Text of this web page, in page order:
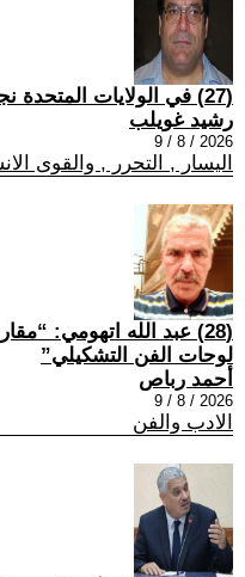
(27) في الولايات المتحدة نجاحات اليساريين تتواصل
رشيد غويلب
2026 / 8 / 9
اليسار , التحرر , والقوى
(28) عبد الله اتهومي:
لوحات الفن التشكيلي”
أحمد رباص
2026 / 8 / 9
الادب والفن